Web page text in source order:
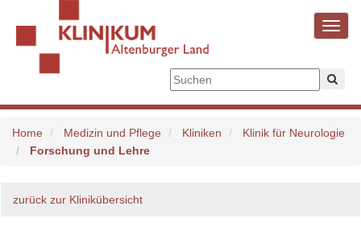
Home Medizin und Pflege Kliniken
Klinik für Neurologie
Forschung und Lehre
zurück zur Klinikübersicht